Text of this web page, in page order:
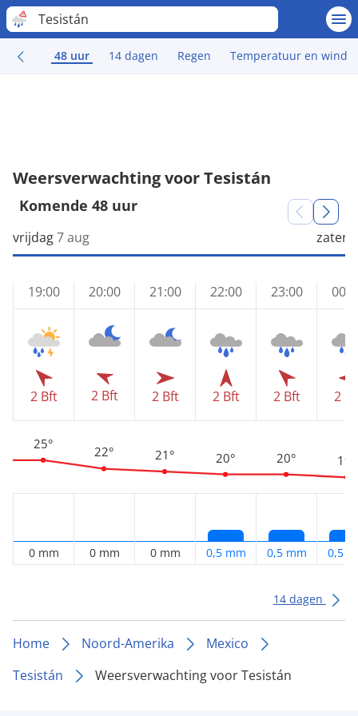
Tesistán
48 uur 14 dagen Regen Temperatuur en wind
Weersverwachting voor Tesistán
Komende 48 uur
vrijdag7 aug
19:00
2 Bft
25°
0 mm
20:00
2 Bft
22°
0 mm
21:00
2 Bft
21°
0 mm
22:00
2 Bft
20°
0,5 mm
23:00
2 Bft
20°
0,5 mm
2
19°
0,5
14 dagen
Home Noord-Amerika
Mexico
Tesistán
Weersverwachting voor Tesistán